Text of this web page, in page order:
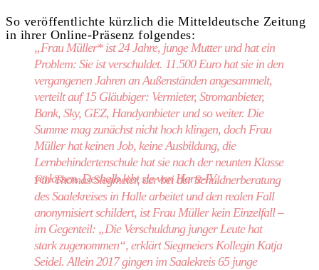
So veröffentlichte kürzlich die Mitteldeutsche Zeitung
in ihrer Online-Präsenz folgendes:
„Frau Müller* ist 24 Jahre, junge Mutter und hat ein
Problem: Sie ist verschuldet. 11.500 Euro hat sie in den
vergangenen Jahren an Außenständen angesammelt,
verteilt auf 15 Gläubiger: Vermieter, Stromanbieter,
Bank, Sky, GEZ, Handyanbieter und so weiter. Die
Summe mag zunächst nicht hoch klingen, doch Frau
Müller hat keinen Job, keine Ausbildung, die
Lernbehindertenschule hat sie nach der neunten Klasse
verlassen. Deshalb lebt sie von Hartz-IV.
Für Thomas Siegmeier, der bei der Schuldnerberatung
des Saalekreises in Halle arbeitet und den realen Fall
anonymisiert schildert, ist Frau Müller kein Einzelfall –
im Gegenteil: „Die Verschuldung junger Leute hat
stark zugenommen“, erklärt Siegmeiers Kollegin Katja
Seidel. Allein 2017 gingen im Saalekreis 65 junge